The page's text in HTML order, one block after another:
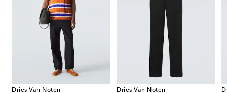
Dries Van Noten Dries Van Noten